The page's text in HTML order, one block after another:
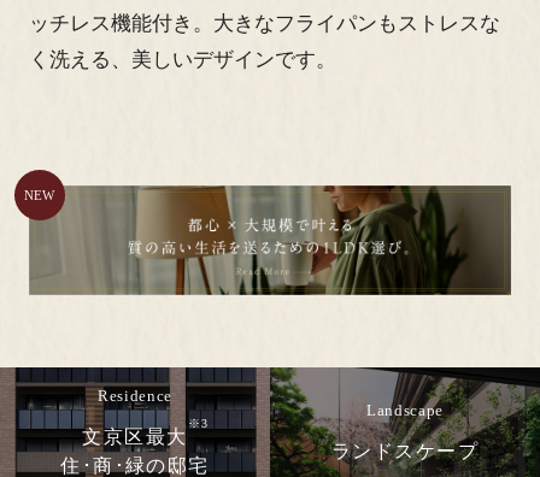
ッチレス機能付き。大きなフライパンもストレスな
く洗える、美しいデザインです。
Residence
文京区最大
住･商･緑の邸宅
※3
Landscape
ランドスケープ